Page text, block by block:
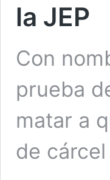
la JEP
Con
prueba
matar a
de cárcel